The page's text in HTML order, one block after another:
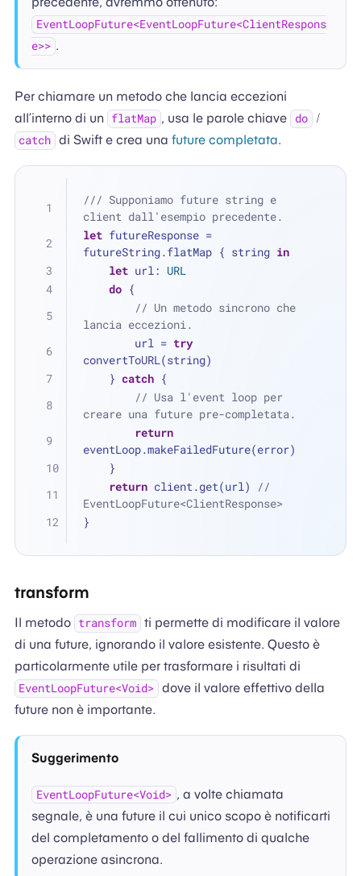
EventLoopFuture<EventLoopFuture<ClientRespons
e>> .
Per chiamare un metodo che lancia eccezioni
all’interno di un flatMap , usa le parole chiave do /
catch di Swift e crea unafuture completata.
/// Supponiamo future string e
client dall'esempio precedente.
let futureResponse =
futureString.flatMap { string in
let url: URL
do {
// Un metodo sincrono che
lancia eccezioni.
        url
= try
convertToURL(string)
    }
catch {
// Usa l'event loop per
creare una future pre-completata.
return
eventLoop.makeFailedFuture(error)
    }
return client.get(url) //
EventLoopFuture<ClientResponse>
}
transform
Il metodo transform ti permette di modificare il valore
di una future, ignorando il valore esistente. Questo è
particolarmente utile per trasformare i risultati di
EventLoopFuture<Void> dove il valore effettivo della
future non è importante.
Suggerimento
EventLoopFuture<Void> , a volte chiamata
segnale, è una future il cui unico scopo è notificarti
del completamento o del fallimento di qualche
operazione asincrona.